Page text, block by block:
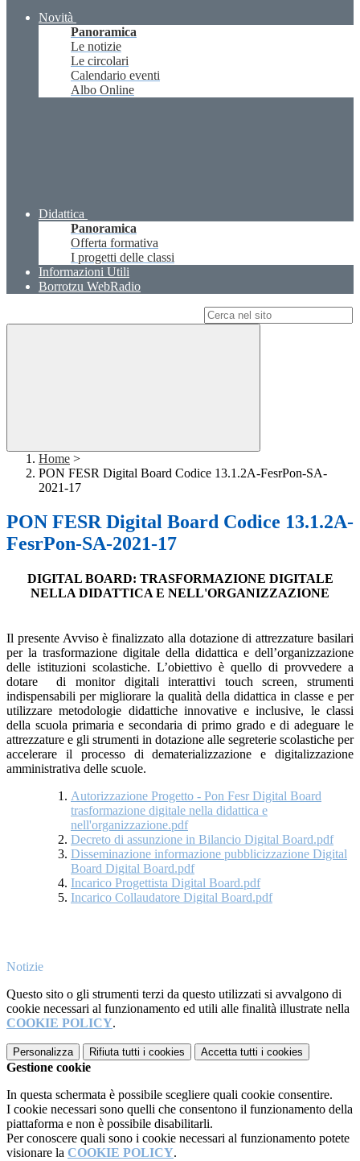
Novità
Panoramica
Le notizie
Le circolari
Calendario eventi
Albo Online
Didattica
Panoramica
Offerta formativa
I progetti delle classi
Informazioni Utili
Borrotzu WebRadio
Home >
PON FESR Digital Board Codice 13.1.2A-FesrPon-SA-
2021-17
PON FESR Digital Board Codice 13.1.2A-
FesrPon-SA-2021-17
DIGITAL BOARD: TRASFORMAZIONE DIGITALE
NELLA DIDATTICA E NELL'ORGANIZZAZIONE
Il presente Avviso è finalizzato alla dotazione di attrezzature basilari
per la trasformazione digitale della didattica e dell’organizzazione
delle istituzioni scolastiche. L’obiettivo è quello di provvedere a
dotare di monitor digitali interattivi touch screen, strumenti
indispensabili per migliorare la qualità della didattica in classe e per
utilizzare metodologie didattiche innovative e inclusive, le classi
della scuola primaria e secondaria di primo grado e di adeguare le
attrezzature e gli strumenti in dotazione alle segreterie scolastiche per
accelerare il processo di dematerializzazione e digitalizzazione
amministrativa delle scuole.
Autorizzazione Progetto - Pon Fesr Digital Board
trasformazione digitale nella didattica e
nell'organizzazione.pdf
Decreto di assunzione in Bilancio Digital Board.pdf
Disseminazione informazione pubblicizzazione Digital
Board Digital Board.pdf
Incarico Progettista Digital Board.pdf
Incarico Collaudatore Digital Board.pdf
Notizie
Questo sito o gli strumenti terzi da questo utilizzati si avvalgono di
cookie necessari al funzionamento ed utili alle finalità illustrate nella
COOKIE POLICY.
Personalizza Rifiuta tutti i cookies Accetta tutti i cookies
Gestione cookie
In questa schermata è possibile scegliere quali cookie consentire.
I cookie necessari sono quelli che consentono il funzionamento della
piattaforma e non è possibile disabilitarli.
Per conoscere quali sono i cookie necessari al funzionamento potete
visionare la COOKIE POLICY.